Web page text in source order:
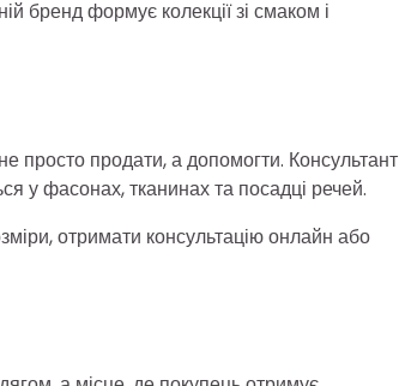
бренд формує колекції зі смаком і
просто продати, а допомогти. Консультант
у фасонах, тканинах та посадці речей.
отримати консультацію онлайн або